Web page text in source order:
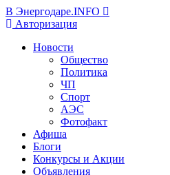
В Энергодаре.INFO
Авторизация
Новости
Общество
Политика
ЧП
Спорт
АЭС
Фотофакт
Афиша
Блоги
Конкурсы и Акции
Объявления